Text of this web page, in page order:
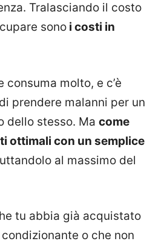
Tralasciando il costo
sono i costi in
consuma molto, e c’è
prendere malanni per un
dello stesso. Ma come
ottimali con un semplice
al massimo del
tu abbia già acquistato
o che non